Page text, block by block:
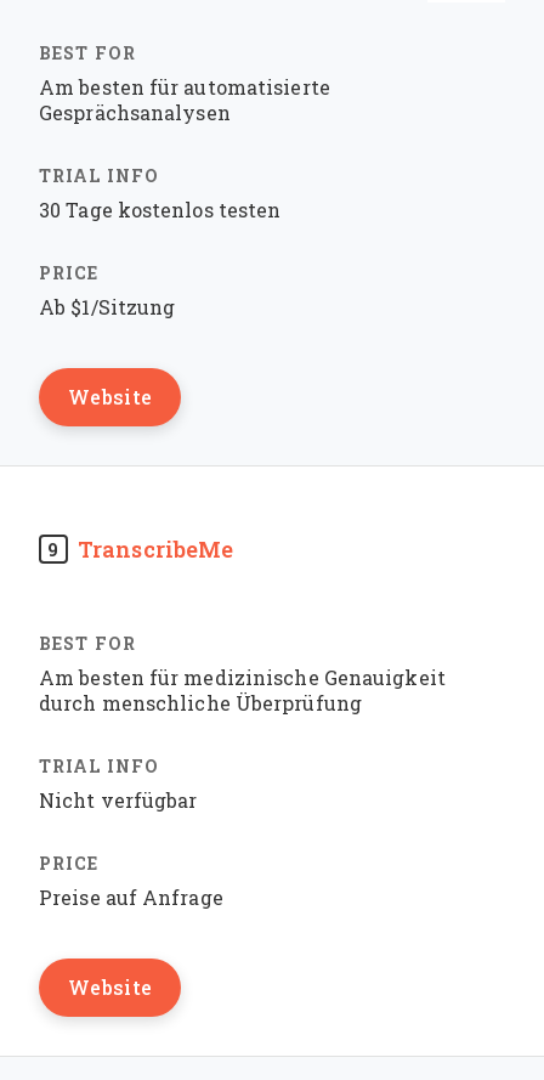
Am besten für automatisierte
Gesprächsanalysen
30 Tage kostenlos testen
Ab $1/Sitzung
Website
9 TranscribeMe
Am besten für medizinische Genauigkeit
durch menschliche Überprüfung
Nicht verfügbar
Preise auf Anfrage
Website